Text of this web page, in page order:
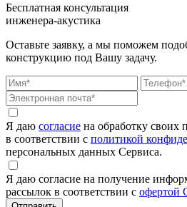
Бесплатная консультация
инженера-акустика
Оставьте заявку, а мы поможем
конструкцию под Вашу задачу.
Я даю согласие на обработку своих
в соответствии с политикой
персональных данных Сервиса.
Я даю согласие на получение
рассылок в соответствии с офертой